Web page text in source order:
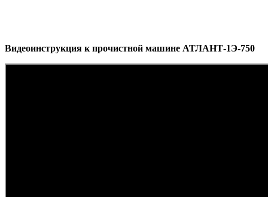
Видеоинструкция к прочистной машине АТЛАНТ-1Э-750